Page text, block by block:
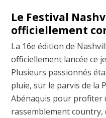
Le Festival
officiellement
La 16e édition de
officiellement lancée ce
Plusieurs passionnés
pluie, sur le parvis de la
Abénaquis pour profiter
rassemblement country,